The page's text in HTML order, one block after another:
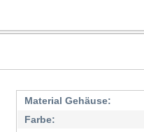
Material Gehäuse:
Farbe: